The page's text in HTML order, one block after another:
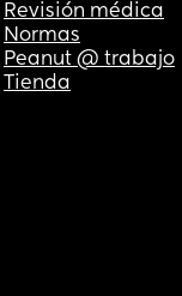
Revisión médica
Normas
Peanut @ trabajo
Tienda